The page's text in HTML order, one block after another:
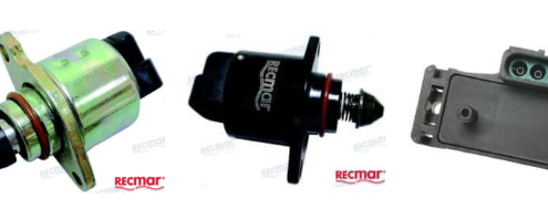
AJOUTER
À LA
LISTE
D’ENVIES
AJOUTER
À LA
LISTE
D’ENVIES
À